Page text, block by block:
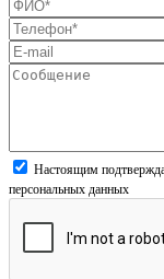
Настоящим
персональных данных